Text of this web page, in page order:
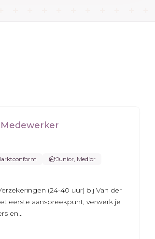
Junior, Medior
(24-40 uur) bij Van der
eerste aanspreekpunt, verwerk je
en...